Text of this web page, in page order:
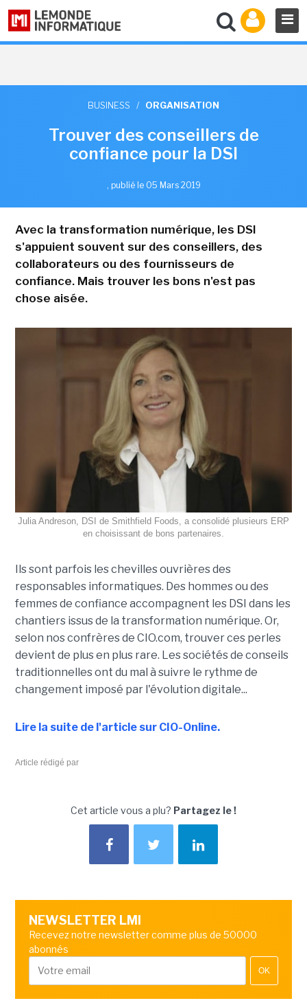
BUSINESS / ORGANISATION
Trouver des conseillers de
confiance pour la DSI
, publié le 05 Mars 2019
Avec la transformation numérique, les DSI
s'appuient souvent sur des conseillers, des
collaborateurs ou des fournisseurs de
confiance. Mais trouver les bons n'est pas
chose aisée.
Julia Andreson, DSI de Smithfield Foods, a consolidé plusieurs ERP
en choisissant de bons partenaires.
Ils sont parfois les chevilles ouvrières des
responsables informatiques. Des hommes ou des
femmes de confiance accompagnent les DSI dans les
chantiers issus de la transformation numérique. Or,
selon nos confrères de CIO.com, trouver ces perles
devient de plus en plus rare. Les sociétés de conseils
traditionnelles ont du mal à suivre le rythme de
changement imposé par l'évolution digitale...
Lire la suite de l'article sur CIO-Online.
Article rédigé par
Cet article vous a plu? Partagez le !
NEWSLETTER LMI
Recevez notre newsletter comme plus de 50000
abonnés
OK